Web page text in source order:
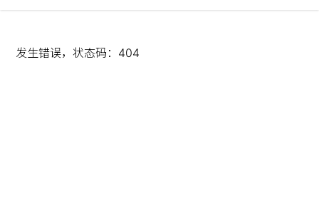
发生错误，状态码： 404